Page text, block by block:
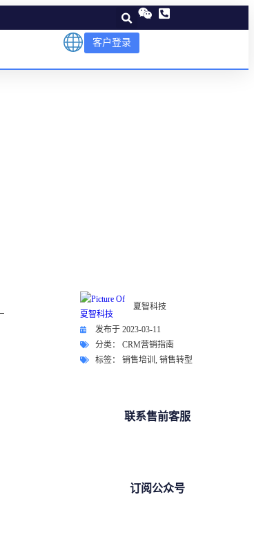
客户登录
夏智科技
发布于 2023-03-11
分类：
CRM营销指南
标签：
销售培训 , 销售转型
联系售前客服
订阅公众号